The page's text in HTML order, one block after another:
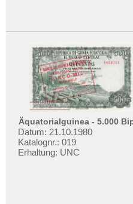
Äquatorialguinea - 5.000
Datum: 21.10.1980
Katalognr.: 019
Erhaltung: UNC